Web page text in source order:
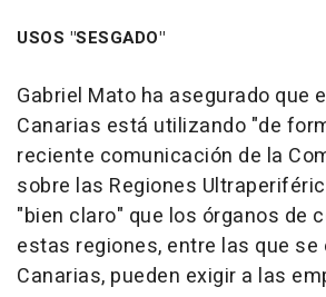
USOS "SESGADO"
Gabriel Mato ha asegurado que
Canarias está utilizando "de
reciente comunicación de la
sobre las Regiones
"bien claro" que los órganos de
estas regiones, entre las que se
Canarias, pueden exigir a las